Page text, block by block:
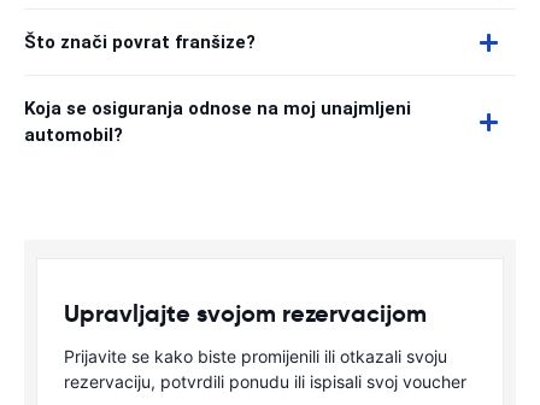
Što znači povrat franšize?
Koja se osiguranja odnose na moj unajmljeni
automobil?
Upravljajte svojom rezervacijom
Prijavite se kako biste promijenili ili otkazali svoju
rezervaciju, potvrdili ponudu ili ispisali svoj voucher